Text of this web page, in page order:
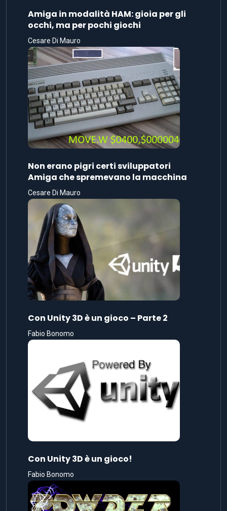
Amiga in modalità HAM: gioia per gli
occhi, ma per pochi giochi
Cesare Di Mauro
Non erano pigri certi sviluppatori
Amiga che spremevano la macchina
Cesare Di Mauro
Con Unity 3D è un gioco – Parte 2
Fabio Bonomo
Con Unity 3D è un gioco!
Fabio Bonomo